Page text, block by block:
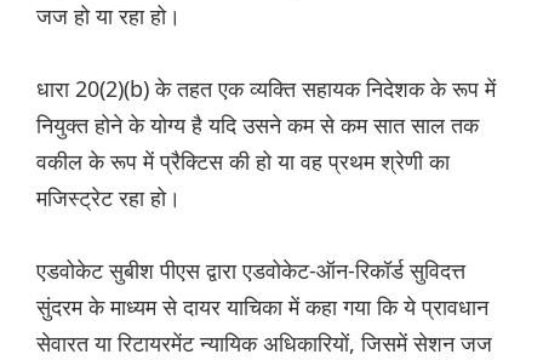
जज हो या रहा हो।
धारा 20(2)(b) के तहत एक व्यक्ति सहायक निदेशक के रूप में
नियुक्त होने के योग्य है यदि उसने कम से कम सात साल तक
वकील के रूप में प्रैक्टिस की हो या वह प्रथम श्रेणी का
मजिस्ट्रेट रहा हो।
एडवोकेट सुबीश पीएस द्वारा एडवोकेट-ऑन-रिकॉर्ड सुविदत्त
सुंदरम के माध्यम से दायर याचिका में कहा गया कि ये प्रावधान
सेवारत या रिटायरमेंट न्यायिक अधिकारियों, जिसमें सेशन जज